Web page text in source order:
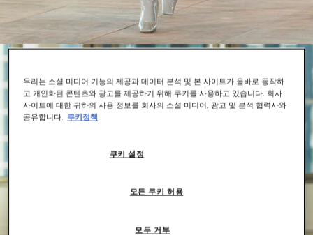
우리는 소셜 미디어 기능의 제공과 데이터 분석 및 본 사이트가 올바로 동작하
고 개인화된 콘텐츠와 광고를 제공하기 위해 쿠키를 사용하고 있습니다. 회사
사이트에 대한 귀하의 사용 정보를 회사의 소셜 미디어, 광고 및 분석 협력사와
공유합니다.
쿠키정책
쿠키 설정
모두 거부
모든 쿠키 허용